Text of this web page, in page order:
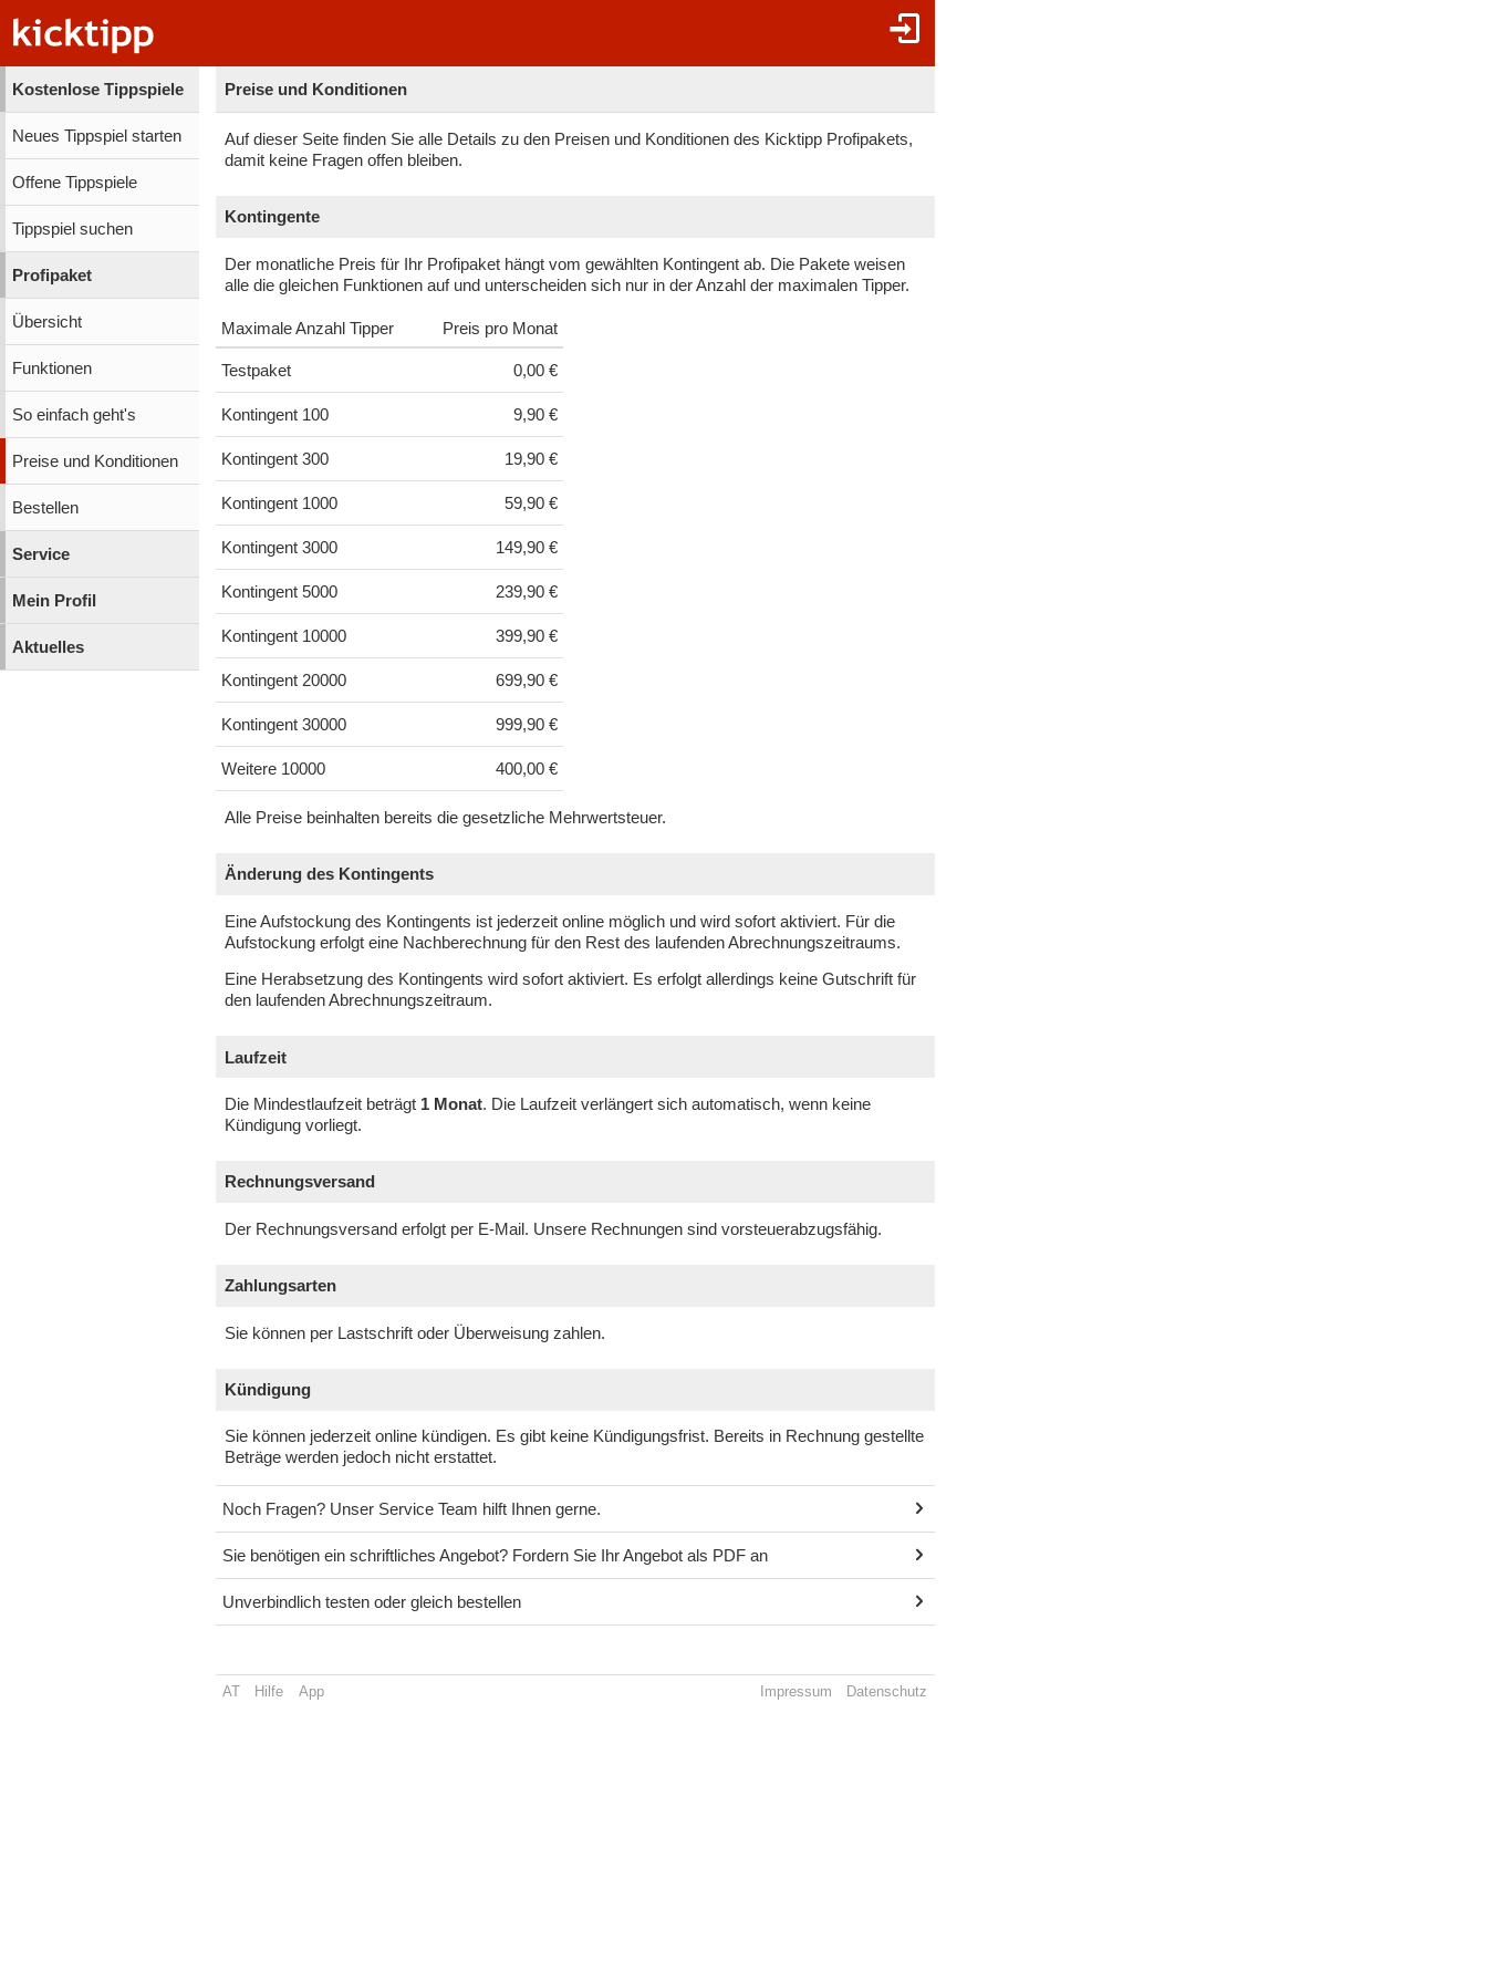
Kostenlose Tippspiele
Neues Tippspiel starten
Offene Tippspiele
Tippspiel suchen
Profipaket
Übersicht
Funktionen
So einfach geht's
Preise und Konditionen
Bestellen
Service
Mein Profil
Aktuelles
Preise und Konditionen
Auf dieser Seite finden Sie alle Details zu den Preisen und Konditionen des Kicktipp Profipakets,
damit keine Fragen offen bleiben.
Kontingente
Der monatliche Preis für Ihr Profipaket hängt vom gewählten Kontingent ab. Die Pakete weisen
alle die gleichen Funktionen auf und unterscheiden sich nur in der Anzahl der maximalen Tipper.
Maximale Anzahl Tipper Preis pro Monat
Testpaket 0,00 €
Kontingent 100 9,90 €
Kontingent 300 19,90 €
Kontingent 1000 59,90 €
Kontingent 3000 149,90 €
Kontingent 5000 239,90 €
Kontingent 10000 399,90 €
Kontingent 20000 699,90 €
Kontingent 30000 999,90 €
Weitere 10000 400,00 €
Alle Preise beinhalten bereits die gesetzliche Mehrwertsteuer.
Änderung des Kontingents
Eine Aufstockung des Kontingents ist jederzeit online möglich und wird sofort aktiviert. Für die
Aufstockung erfolgt eine Nachberechnung für den Rest des laufenden Abrechnungszeitraums.
Eine Herabsetzung des Kontingents wird sofort aktiviert. Es erfolgt allerdings keine Gutschrift für
den laufenden Abrechnungszeitraum.
Laufzeit
Die Mindestlaufzeit beträgt 1 Monat. Die Laufzeit verlängert sich automatisch, wenn keine
Kündigung vorliegt.
Rechnungsversand
Der Rechnungsversand erfolgt per E-Mail. Unsere Rechnungen sind vorsteuerabzugsfähig.
Zahlungsarten
Sie können per Lastschrift oder Überweisung zahlen.
Kündigung
Sie können jederzeit online kündigen. Es gibt keine Kündigungsfrist. Bereits in Rechnung gestellte
Beträge werden jedoch nicht erstattet.
Noch Fragen? Unser Service Team hilft Ihnen gerne.
Sie benötigen ein schriftliches Angebot? Fordern Sie Ihr Angebot als PDF an
Unverbindlich testen oder gleich bestellen
AT Hilfe App Impressum Datenschutz